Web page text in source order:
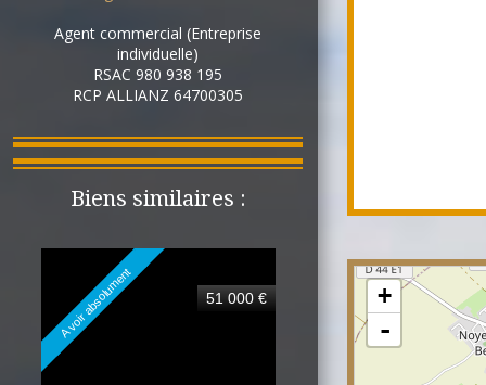
Agent commercial (Entreprise
individuelle)
RSAC 980 938 195
RCP ALLIANZ 64700305
Biens similaires :
A voir absolument 51 000 € +
-